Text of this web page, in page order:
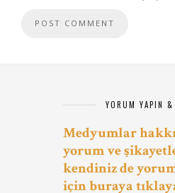
YORUM YAPIN &
Medyumlar
yorum ve
kendiniz de
için buraya